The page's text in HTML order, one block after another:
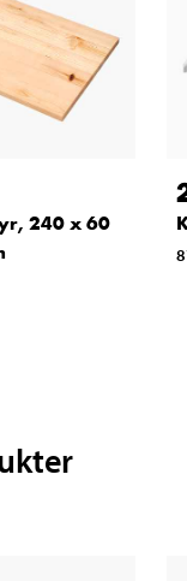
240 x 60